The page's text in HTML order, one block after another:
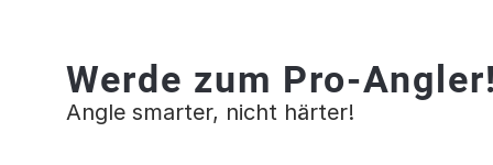
Werde zum Pro-
Angle smarter, nicht härter!